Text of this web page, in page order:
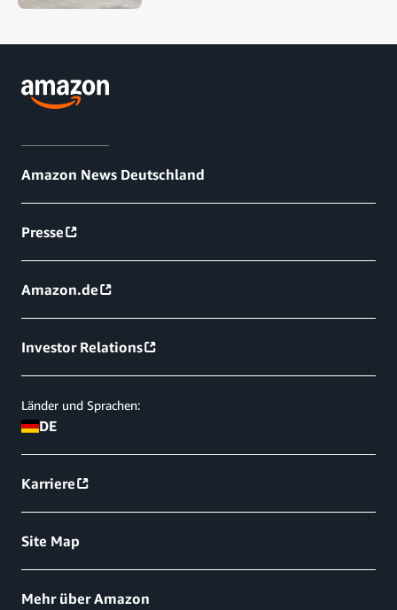
Amazon News Deutschland
Presse
Amazon.de
Investor Relations
Länder und Sprachen:
DE
Karriere
Site Map
Mehr über Amazon